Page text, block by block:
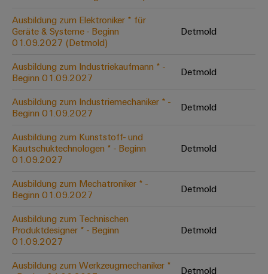
für
Geräte
Energieerzeugung
Zukunftssicherheit
bewährte
Energieerzeugung
Maschinenbau
Lösungen
für
Segmente
der
und
Fabrikautomation
Systeme
und
Lösungen
Dezentrale
Automatisierung
Energiemanagement-
IIoT
&
Automation
Software
Industrial
Analytics
Industrial
Elektronikgehäuse
Blitz-
Überspannungsschutz
PV
Generatoranschlusskasten
Feldbusverteiler
Automatisierung
&
Software
Steuerungen
I/O-
Technischer
Support
Umweltbezogene
Produktkonformität
Engineering
Daten
Produktkataloge
Reparatur
und
Ersatzteile
Trainings
und
Fachpressemeldungen
Pressekontakt
Unsere
Partner
IIoT
and
Partner
Netzwerk
IIoT
and
Offene
Ausbildungs-
Studienplätze
Veranstaltungen
Aktuelle
Termine
Workshops
für
Ausbildung zum Elektroniker * für
Geräte & Systeme - Beginn
01.09.2027 (Detmold)
Detmold
Ausbildung zum Industriekaufmann * -
Beginn 01.09.2027
Detmold
Ausbildung zum Industriemechaniker * -
Beginn 01.09.2027
Detmold
Ausbildung zum Kunststoff- und
Kautschuktechnologen * - Beginn
01.09.2027
Detmold
Ausbildung zum Mechatroniker * -
Beginn 01.09.2027
Detmold
Ausbildung zum Technischen
Produktdesigner * - Beginn
01.09.2027
Detmold
Ausbildung zum Werkzeugmechaniker *
Detmold